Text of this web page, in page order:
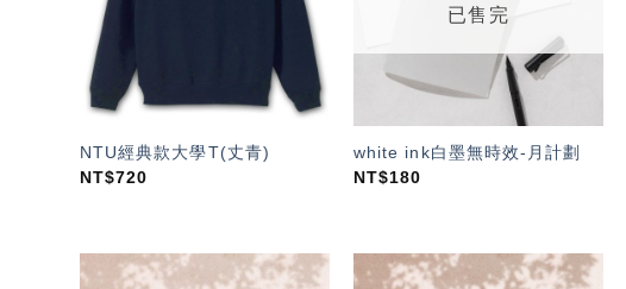
NTU經典款大學T(丈青)
NT$720
已售完
white ink白墨無時效-月計劃
NT$180